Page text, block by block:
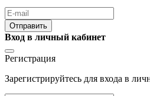
Отправить
Вход в личный кабинет
Регистрация
Зарегистрируйтесь для входа в